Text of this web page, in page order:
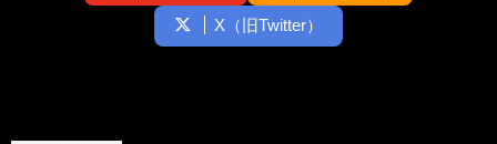
X（旧Twitter）